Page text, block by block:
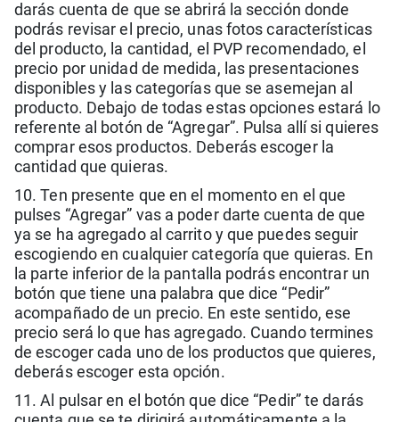
darás cuenta de que se abrirá la sección donde
podrás revisar el precio, unas fotos características
del producto, la cantidad, el PVP recomendado, el
precio por unidad de medida, las presentaciones
disponibles y las categorías que se asemejan al
producto. Debajo de todas estas opciones estará lo
referente al botón de “Agregar”. Pulsa allí si quieres
comprar esos productos. Deberás escoger la
cantidad que quieras.
10. Ten presente que en el momento en el que
pulses “Agregar” vas a poder darte cuenta de que
ya se ha agregado al carrito y que puedes seguir
escogiendo en cualquier categoría que quieras. En
la parte inferior de la pantalla podrás encontrar un
botón que tiene una palabra que dice “Pedir”
acompañado de un precio. En este sentido, ese
precio será lo que has agregado. Cuando termines
de escoger cada uno de los productos que quieres,
deberás escoger esta opción.
11. Al pulsar en el botón que dice “Pedir” te darás